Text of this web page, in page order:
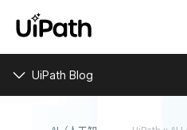
UiPath Blog